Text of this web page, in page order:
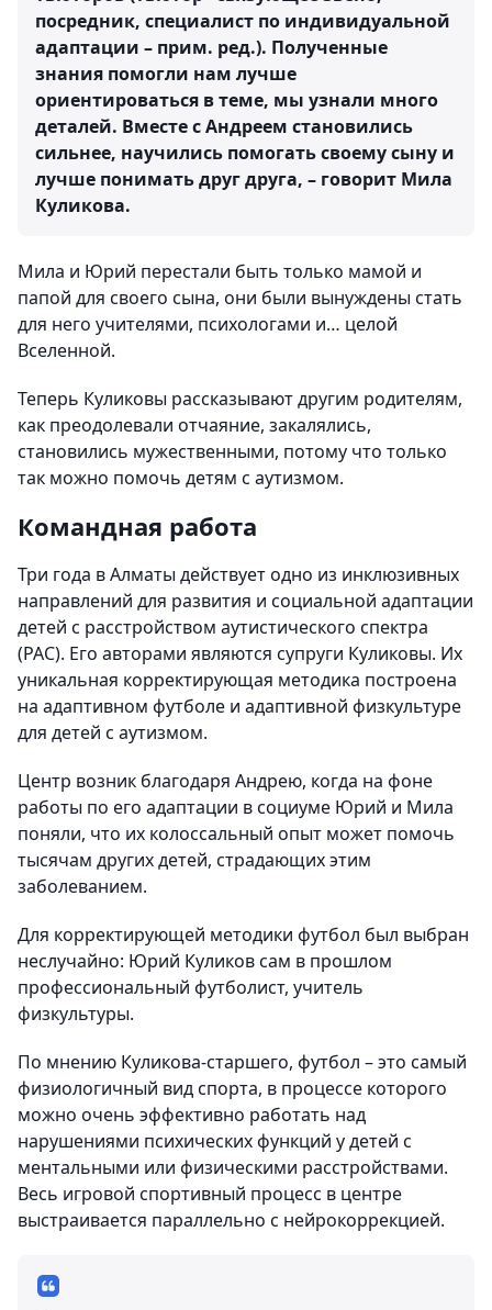
посредник, специалист по индивидуальной
адаптации – прим. ред.). Полученные
знания помогли нам лучше
ориентироваться в теме, мы узнали много
деталей. Вместе с Андреем становились
сильнее, научились помогать своему сыну и
лучше понимать друг друга, – говорит Мила
Куликова.
Мила и Юрий перестали быть только мамой и
папой для своего сына, они были вынуждены стать
для него учителями, психологами и… целой
Вселенной.
Теперь Куликовы рассказывают другим родителям,
как преодолевали отчаяние, закалялись,
становились мужественными, потому что только
так можно помочь детям с аутизмом.
Командная работа
Три года в Алматы действует одно из инклюзивных
направлений для развития и социальной адаптации
детей с расстройством аутистического спектра
(РАС). Его авторами являются супруги Куликовы. Их
уникальная корректирующая методика построена
на адаптивном футболе и адаптивной физкультуре
для детей с аутизмом.
Центр возник благодаря Андрею, когда на фоне
работы по его адаптации в социуме Юрий и Мила
поняли, что их колоссальный опыт может помочь
тысячам других детей, страдающих этим
заболеванием.
Для корректирующей методики футбол был выбран
неслучайно: Юрий Куликов сам в прошлом
профессиональный футболист, учитель
физкультуры.
По мнению Куликова-старшего, футбол – это самый
физиологичный вид спорта, в процессе которого
можно очень эффективно работать над
нарушениями психических функций у детей с
ментальными или физическими расстройствами.
Весь игровой спортивный процесс в центре
выстраивается параллельно с нейрокоррекцией.